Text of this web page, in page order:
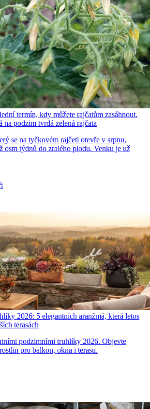
termín, kdy můžete rajčatům zasáhnout.
na podzim tvrdá zelená rajčata
se na tyčkovém rajčeti otevře v srpnu,
osm týdnů do zralého plodu. Venku je už
2026: 5 elegantních aranžmá, která letos
terasách
podzimními truhlíky 2026. Objevte
pro balkon, okna i terasu.